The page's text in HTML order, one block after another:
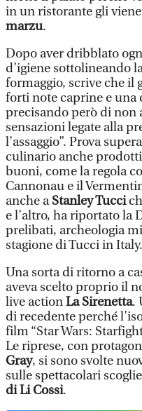
in un ristorante gli
marzu.
Dopo aver dribblato
d’igiene sottolineando
formaggio, scrive che il
forti note caprine e una
precisando però di non
sensazioni legate alla
l’assaggio”. Prova
culinario anche
buoni, come la regola
Cannonau e il
anche aStanley Tucci
e l’altro, ha riportato la
prelibati, archeologia
stagione di Tucci in Italy.
Una sorta di ritorno a
aveva scelto proprio il
live actionLa Sirenetta.
di recedente perché
film “Star Wars:
Le riprese, con
Gray, si sono svolte
sulle spettacolari
di Li Cossi.